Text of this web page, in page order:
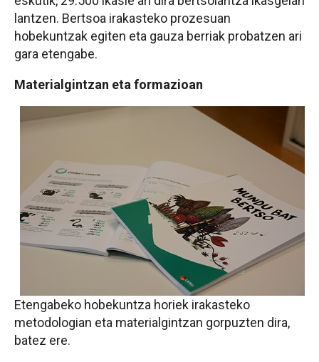
lantzen. Bertsoa irakasteko prozesuan
hobekuntzak egiten eta gauza berriak probatzen ari
gara etengabe.
Materialgintzan eta formazioan
Etengabeko hobekuntza horiek irakasteko
metodologian eta materialgintzan gorpuzten dira,
batez ere.